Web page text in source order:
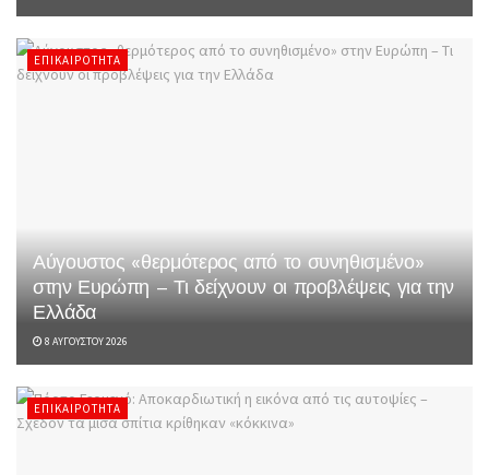
ΕΠΙΚΑΙΡΌΤΗΤΑ
Αύγουστος «θερμότερος από το συνηθισμένο»
στην Ευρώπη – Τι δείχνουν οι προβλέψεις για την
Ελλάδα
8 ΑΥΓΟΎΣΤΟΥ 2026
ΕΠΙΚΑΙΡΌΤΗΤΑ